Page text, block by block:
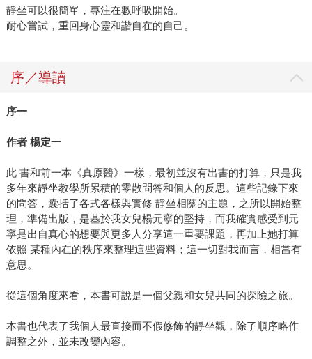
靜坐可以很簡單，專注在數呼吸開始。
耐心嘗試，重回身心靈和諧自在的自己。
序／導讀
序一
作者 楊定一
此 書和前一本《真原醫》一樣，最初並沒有出書的打算，只是我
多年來靜坐教學所累積的零散問答和個人的反思。這些記錄下來
的問答，囊括了各式各樣與實修 靜坐相關的主題，之所以開始整
理，準備出版，是基於我女兒楊元寧的堅持，而我確實感受到元
寧是出自真心的想要與更多人分享這一重要課題，再加上她打算
依照 某種內在的秩序來整理這些資料；這一切對我而言，相當有
意思。
從這個角度來看，本書可說是一個父親和女兒共同的探險之旅。
本書也代表了我個人最直接而不假修飾的靜坐觀，除了順序略作
調整之外，並未改變內容。